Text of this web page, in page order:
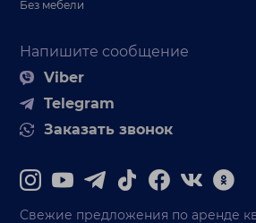
Напишите сообщение
Viber
Telegram
Заказать звонок
Без мебели
Свежие предложения по аренде